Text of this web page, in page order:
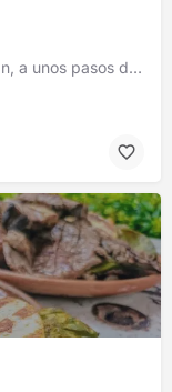
Los mejores tacos de guisado de Zacatlán, a unos pasos de la CFE.